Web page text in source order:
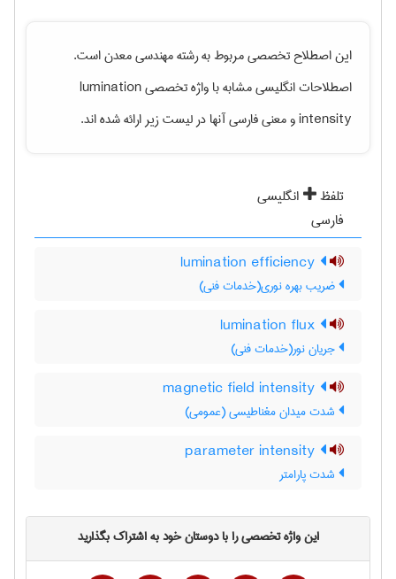
این اصطلاح تخصصی مربوط به رشتهمهندسی معدناست.
اصطلاحات انگلیسی مشابه با واژه تخصصیlumination
intensityو معنی فارسی آنها در لیست زیر ارائه شده اند.
تلفظ
انگلیسی
فارسی
ضریب بهره نوری(خدمات فنی)
جریان نور(خدمات فنی)
شدت میدان مغناطیسی (عمومی)
شدت پارامتر
این واژه تخصصی را با دوستان خود به اشتراک بگذارید